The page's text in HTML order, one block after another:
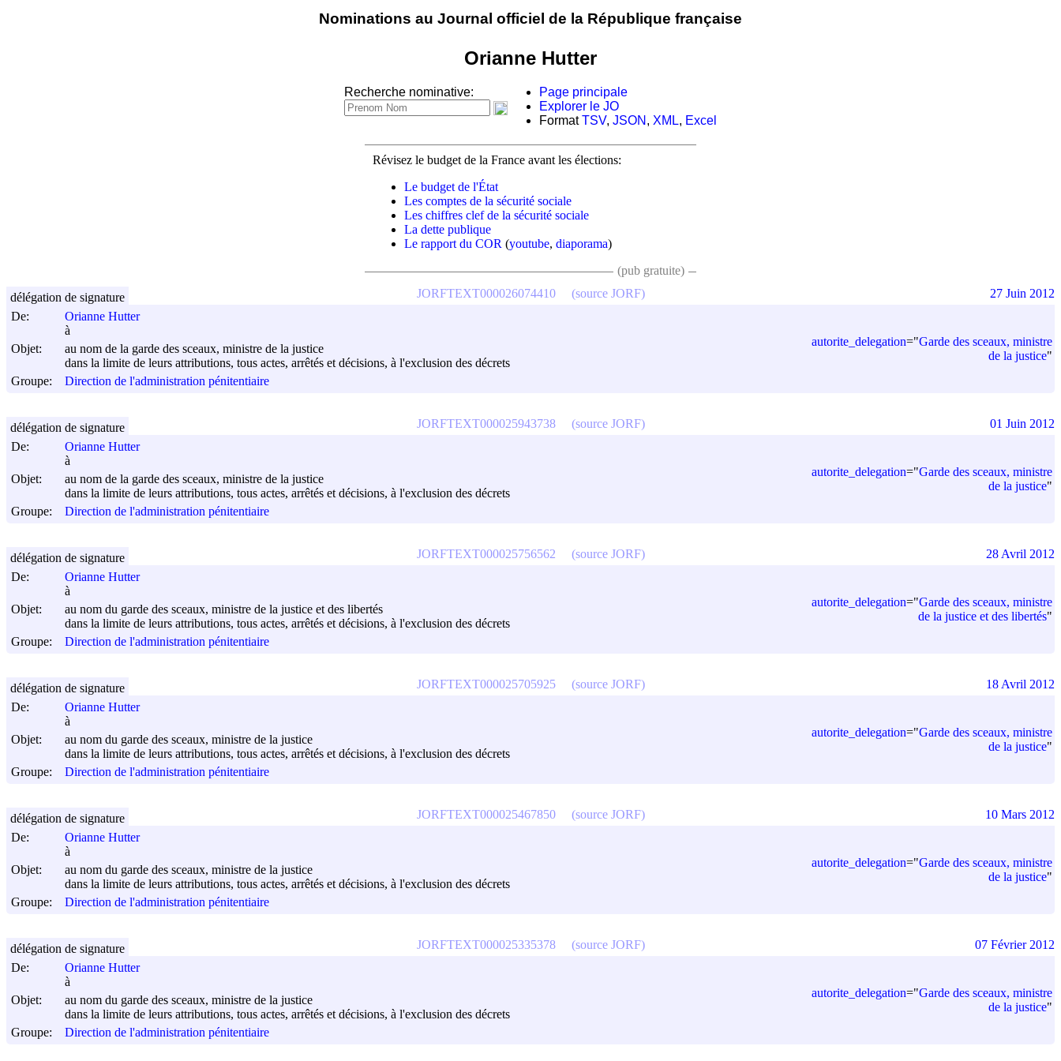
Nominations au Journal officiel de la République française
Orianne Hutter
Recherche nominative:
Page principale
Explorer le JO
FormatTSV, JSON , XML, Excel
Révisez le budget de la France avant les élections:
Le budget de l'État
Les comptes de la sécurité sociale
Les chiffres clef de la sécurité sociale
La dette publique
Le rapport du COR (youtube, diaporama)
(pub gratuite)
De:
Orianne Hutter
à
Objet:
au nom de la garde des sceaux, ministre de la justice
dans la limite de leurs attributions, tous actes, arrêtés et décisions, à l'exclusion des décrets
Groupe:
Direction de l'administration pénitentiaire
autorite_delegation="Garde des sceaux, ministre
de la justice"
JORFTEXT000026074410 (source JORF)
délégation de signature 27 Juin 2012
De:
Orianne Hutter
à
Objet:
au nom de la garde des sceaux, ministre de la justice
dans la limite de leurs attributions, tous actes, arrêtés et décisions, à l'exclusion des décrets
Groupe:
Direction de l'administration pénitentiaire
autorite_delegation="Garde des sceaux, ministre
de la justice"
JORFTEXT000025943738 (source JORF)
délégation de signature 01 Juin 2012
De:
Orianne Hutter
à
Objet:
au nom du garde des sceaux, ministre de la justice et des libertés
dans la limite de leurs attributions, tous actes, arrêtés et décisions, à l'exclusion des décrets
Groupe:
Direction de l'administration pénitentiaire
autorite_delegation="Garde des sceaux, ministre
de la justice et des libertés"
JORFTEXT000025756562 (source JORF)
délégation de signature 28 Avril 2012
De:
Orianne Hutter
à
Objet:
au nom du garde des sceaux, ministre de la justice
dans la limite de leurs attributions, tous actes, arrêtés et décisions, à l'exclusion des décrets
Groupe:
Direction de l'administration pénitentiaire
autorite_delegation="Garde des sceaux, ministre
de la justice"
JORFTEXT000025705925 (source JORF)
délégation de signature 18 Avril 2012
De:
Orianne Hutter
à
Objet:
au nom du garde des sceaux, ministre de la justice
dans la limite de leurs attributions, tous actes, arrêtés et décisions, à l'exclusion des décrets
Groupe:
Direction de l'administration pénitentiaire
autorite_delegation="Garde des sceaux, ministre
de la justice"
JORFTEXT000025467850 (source JORF)
délégation de signature 10 Mars 2012
De:
Orianne Hutter
à
Objet:
au nom du garde des sceaux, ministre de la justice
dans la limite de leurs attributions, tous actes, arrêtés et décisions, à l'exclusion des décrets
Groupe:
Direction de l'administration pénitentiaire
autorite_delegation="Garde des sceaux, ministre
de la justice"
JORFTEXT000025335378 (source JORF)
délégation de signature 07 Février 2012